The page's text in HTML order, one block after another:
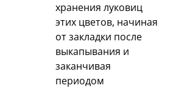
хранения луковиц
этих цветов, начиная
от закладки после
выкапывания и
заканчивая
периодом